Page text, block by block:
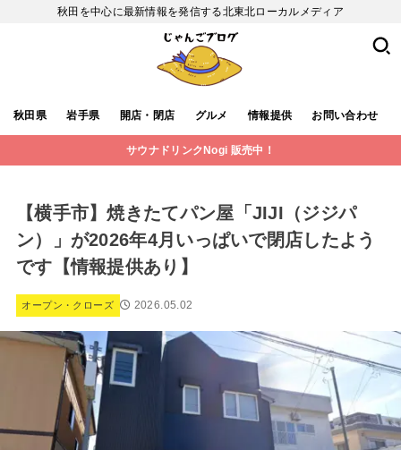
秋田を中心に最新情報を発信する北東北ローカルメディア
秋田県 岩手県 開店・閉店 グルメ 情報提供 お問い合わせ
サウナドリンクNogi 販売中！
【横手市】焼きたてパン屋「JIJI（ジジパ
ン）」が2026年4月いっぱいで閉店したよう
です【情報提供あり】
オープン・クローズ 2026.05.02